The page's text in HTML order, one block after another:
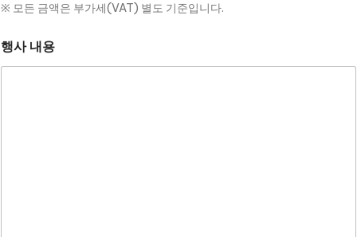
※ 모든 금액은 부가세(VAT) 별도 기준입니다.
행사 내용